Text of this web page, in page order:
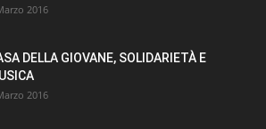
2016
DELLA GIOVANE, SOLIDARIETÀ E
2016